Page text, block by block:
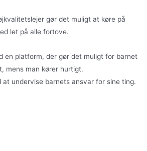
gør det muligt at køre på
let på alle fortove.
en platform, der gør det muligt for barnet
mens man kører hurtigt.
undervise barnets ansvar for sine ting.